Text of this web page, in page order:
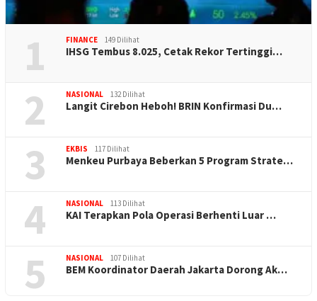
1 FINANCE 149 Dilihat
IHSG Tembus 8.025, Cetak Rekor Tertinggi…
2 NASIONAL 132 Dilihat
Langit Cirebon Heboh! BRIN Konfirmasi Du…
3 EKBIS 117 Dilihat
Menkeu Purbaya Beberkan 5 Program Strate…
4 NASIONAL 113 Dilihat
KAI Terapkan Pola Operasi Berhenti Luar …
5 NASIONAL 107 Dilihat
BEM Koordinator Daerah Jakarta Dorong Ak…